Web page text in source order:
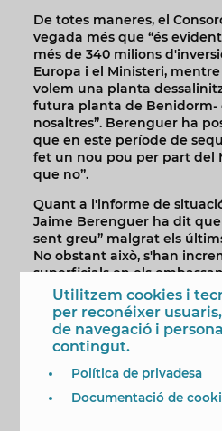
De totes maneres, el
vegada més que “és
més de 340 milions
Europa i el Ministeri,
volem una planta
futura planta de Benidorm-
nosaltres”. Berenguer ha
que en este període de
fet un nou pou per part del
que no”.
Quant a l'informe de
Jaime Berenguer ha dit
sent greu” malgrat els
No obstant això, s'han
superficials en els
Amadòrio i s'han recuperat
Fonts de l'Algar, la Font de
Polop. Quant a les
produïxen pluges esta
sol·licitar altres tres
Un altre dels assumptes
hui ha sigut l'estat de
Utilitzem cookies i
per reconéixer
de navegació i
contingut.
Política de privadesa
Documentació de